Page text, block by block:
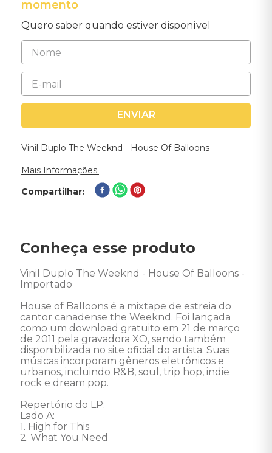
momento
Quero saber quando estiver disponível
ENVIAR
Vinil Duplo The Weeknd - House Of Balloons
Mais Informações.
Compartilhar
Conheça esse produto
Vinil Duplo The Weeknd - House Of Balloons -
Importado
House of Balloons é a mixtape de estreia do
cantor canadense the Weeknd. Foi lançada
como um download gratuito em 21 de março
de 2011 pela gravadora XO, sendo também
disponibilizada no site oficial do artista. Suas
músicas incorporam gêneros eletrônicos e
urbanos, incluindo R&B, soul, trip hop, indie
rock e dream pop.
Repertório do LP:
Lado A:
1. High for This
2. What You Need